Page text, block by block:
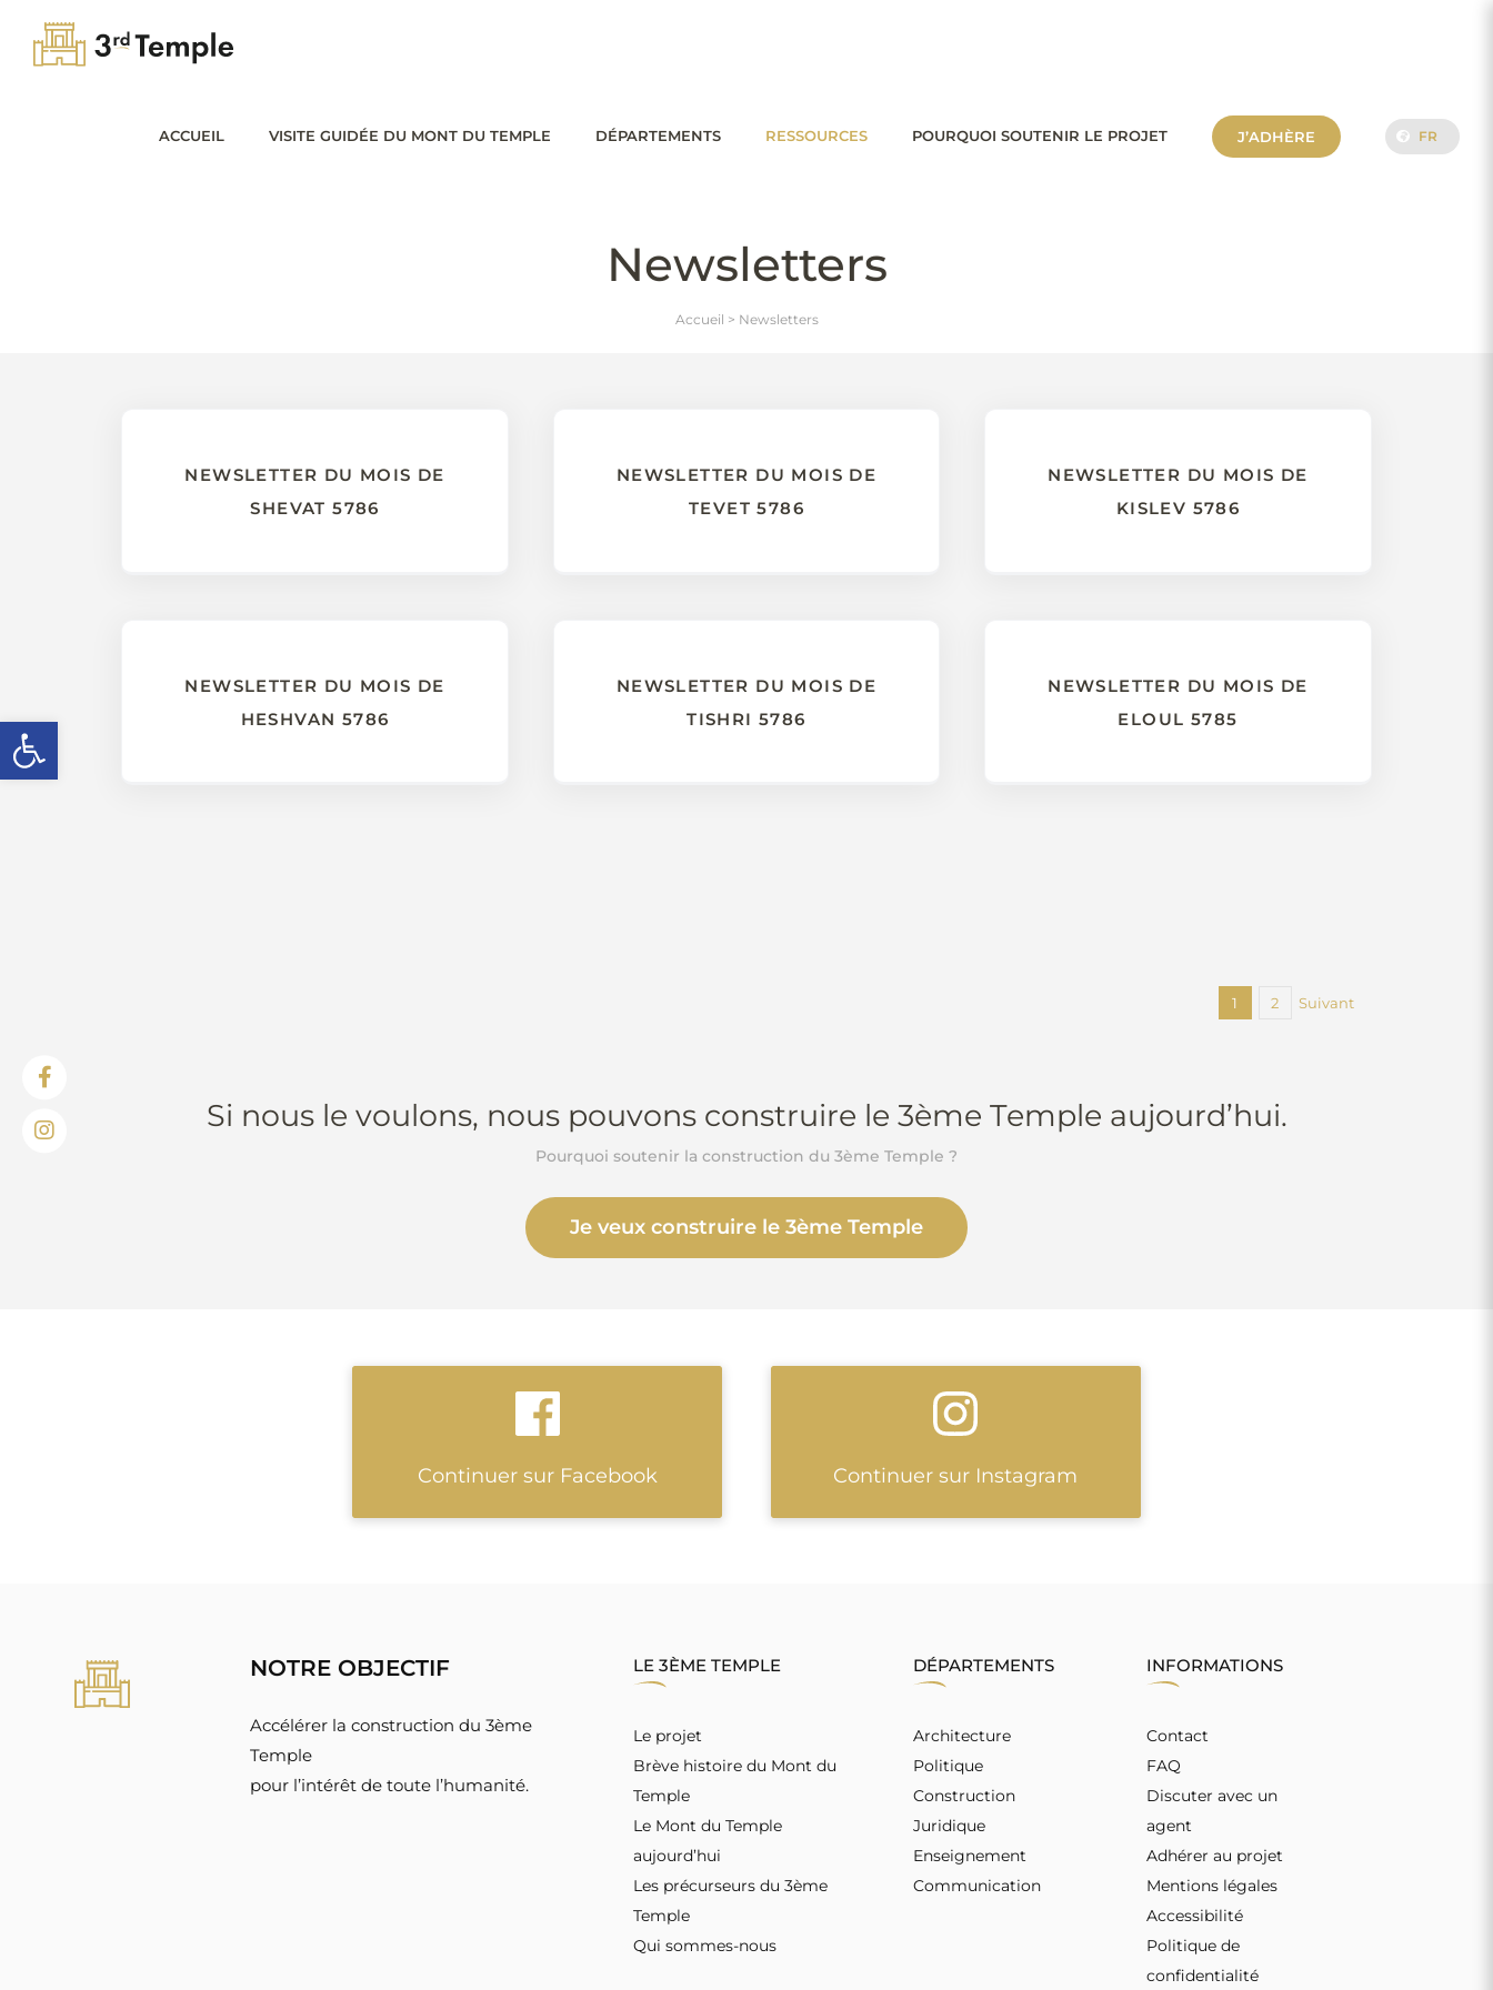
contenu
ACCUEIL VISITE GUIDÉE DU MONT DU TEMPLE DÉPARTEMENTS RESSOURCES POURQUOI SOUTENIR LE PROJET J’ADHÈRE FR
Newsletters
Accueil > Newsletters
NEWSLETTER DU MOIS DE
SHEVAT 5786
NEWSLETTER DU MOIS DE
TEVET 5786
NEWSLETTER DU MOIS DE
KISLEV 5786
NEWSLETTER DU MOIS DE
HESHVAN 5786
NEWSLETTER DU MOIS DE
TISHRI 5786
NEWSLETTER DU MOIS DE
ELOUL 5785
1 2 Suivant
Si nous le voulons, nous pouvons construire le 3ème Temple aujourd’hui.
Pourquoi soutenir la construction du 3ème Temple ?
Je veux construire le 3ème Temple
Continuer sur Facebook Continuer sur Instagram
NOTRE OBJECTIF
Accélérer la construction du 3ème
Temple
pour l’intérêt de toute l’humanité.
LE 3ÈME TEMPLE
Le projet
Brève histoire du Mont du
Temple
Le Mont du Temple
aujourd’hui
Les précurseurs du 3ème
Temple
Qui sommes-nous
DÉPARTEMENTS
Architecture
Politique
Construction
Juridique
Enseignement
Communication
INFORMATIONS
Contact
FAQ
Discuter avec un
agent
Adhérer au projet
Mentions légales
Accessibilité
Politique de
confidentialité
Ouvrir la barre d’outils